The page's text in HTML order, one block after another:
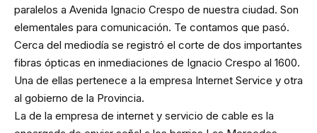
paralelos a Avenida Ignacio Crespo de nuestra ciudad. Son
elementales para comunicación. Te contamos que pasó.
Cerca del mediodía se registró el corte de dos importantes
fibras ópticas en inmediaciones de Ignacio Crespo al 1600.
Una de ellas pertenece a la empresa Internet Service y otra
al gobierno de la Provincia.
La de la empresa de internet y servicio de cable es la